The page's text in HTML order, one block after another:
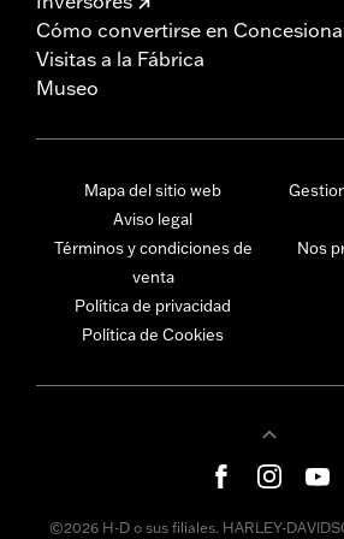
Cómo convertirse en
Visitas a la Fábrica
Museo
Mapa del sitio web
Aviso legal
Términos y condiciones de
venta
Política de privacidad
Política de Cookies
Nos
©2026 H-D o sus filiales. HARLEY-